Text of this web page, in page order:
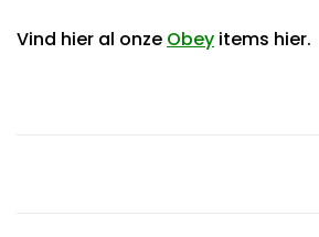
Vind hier al onze Obey items hier.